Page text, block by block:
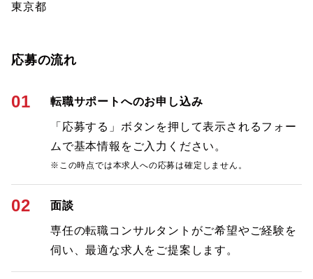
東京都
応募の流れ
01 転職サポートへのお申し込み
「応募する」ボタンを押して表示されるフォー
ムで基本情報をご入力ください。
※この時点では本求人への応募は確定しません。
02 面談
専任の転職コンサルタントがご希望やご経験を
伺い、最適な求人をご提案します。